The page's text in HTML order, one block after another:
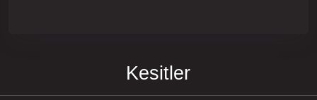
Kesitler